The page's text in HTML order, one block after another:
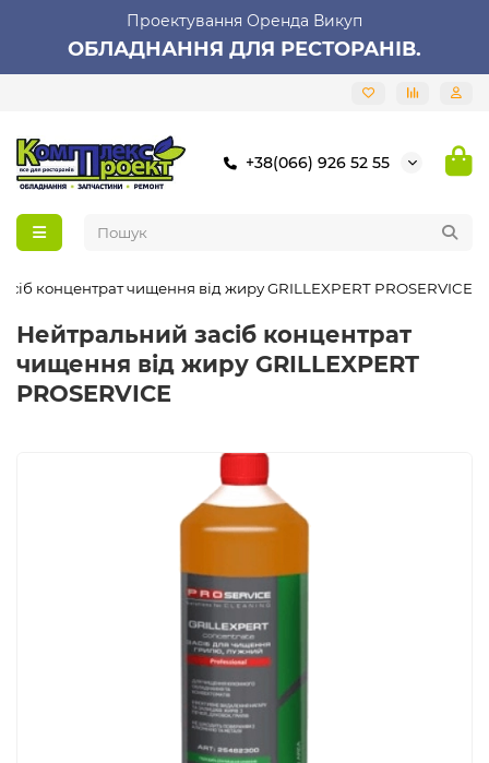
Проектування Оренда Викуп
ОБЛАДНАННЯ ДЛЯ РЕСТОРАНІВ.
+38(066) 926 52 55
концентрат чищення від жиру GRILLEXPERT PROSERVICE
Нейтральний засіб концентрат
чищення від жиру GRILLEXPERT
PROSERVICE